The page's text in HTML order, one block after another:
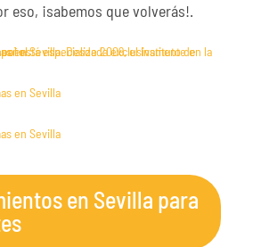
eso, ¡sabemos que volverás!.
en Sevilla para